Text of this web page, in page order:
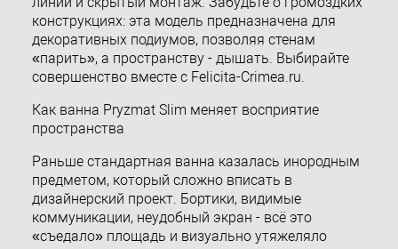
конструкциях: эта модель предназначена для
декоративных подиумов, позволяя стенам
«парить», а пространству - дышать. Выбирайте
совершенство вместе с Felicita-Crimea.ru.
Как ванна Pryzmat Slim меняет восприятие
пространства
Раньше стандартная ванна казалась инородным
предметом, который сложно вписать в
дизайнерский проект. Бортики, видимые
коммуникации, неудобный экран - всё это
«съедало» площадь и визуально утяжеляло